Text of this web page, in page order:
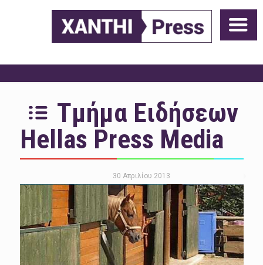
Τμήμα Ειδήσεων
Hellas Press Media
30 Απριλίου 2013